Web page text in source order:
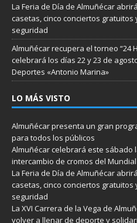
La Feria de Día de Almuñécar
casetas, cinco conciertos
seguridad
Almuñécar recupera el torneo “24
celebrará los días 22 y 23 de
Deportes «Antonio Marina»
LO MÁS VISTO
Almuñécar presenta un gran
para todos los públicos
Almuñécar celebrará este sábado
intercambio de cromos del Mundial
La Feria de Día de Almuñécar
casetas, cinco conciertos
seguridad
La XVI Carrera de la Vega de
volver a llenar de deporte y